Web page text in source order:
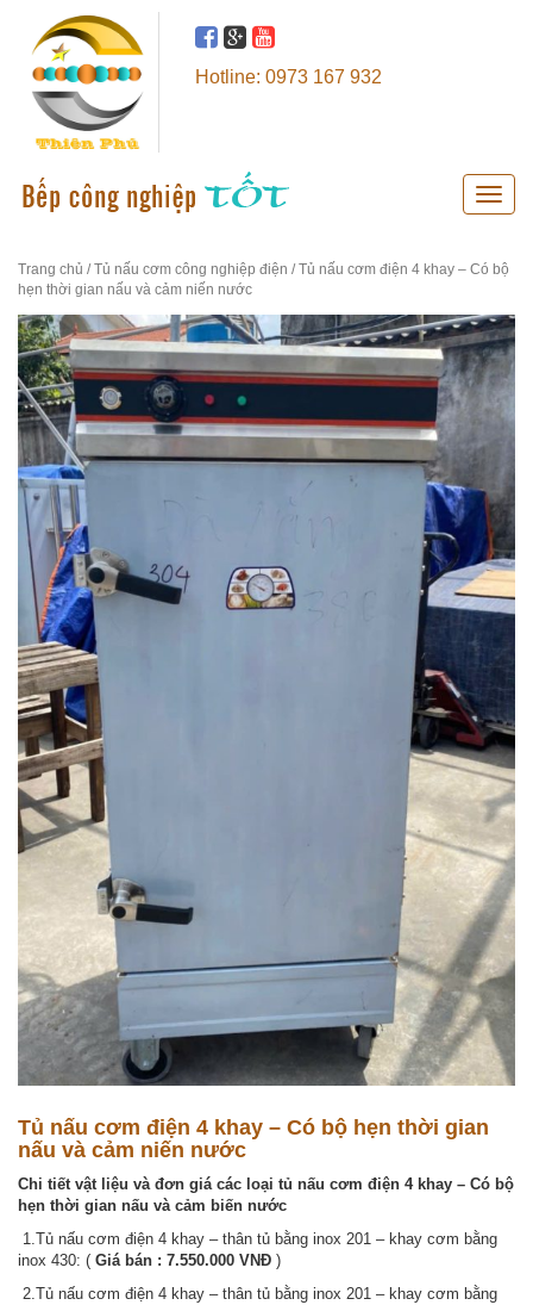
Hotline: 0973 167 932
Toggle
Trang chủ /Tủ nấu cơm công nghiệp điện / Tủ nấu cơm điện 4 khay – Có bộ
hẹn thời gian nấu và cảm niến nước
Tủ nấu cơm điện 4 khay – Có bộ hẹn thời gian
nấu và cảm niến nước
Chi tiết vật liệu và đơn giá các loại tủ nấu cơm điện 4 khay – Có bộ
hẹn thời gian nấu và cảm biến nước
1.Tủ nấu cơm điện 4 khay – thân tủ bằng inox 201 – khay cơm bằng
inox 430: ( Giá bán : 7.550.000 VNĐ )
2.Tủ nấu cơm điện 4 khay – thân tủ bằng inox 201 – khay cơm bằng